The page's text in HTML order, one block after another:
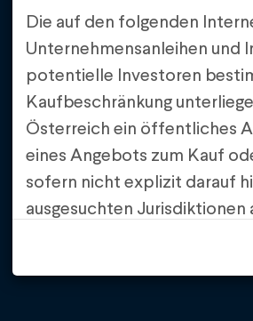
Die auf den folgenden
Unternehmensanleihen und
potentielle Investoren
Kaufbeschränkung
Österreich ein öffentliches
eines Angebots zum Kauf
sofern nicht explizit darauf
ausgesuchten
Das öffentliche Angebot
Grundlage eines
wurde oder – sofern eine
anderer von der jeweiligen
Soweit die IFA Invest
und unter Haftung der
Fall ausschließlich die